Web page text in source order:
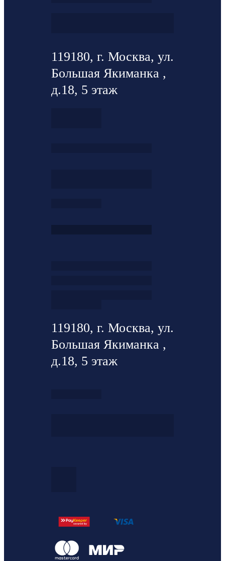
119180, г. Москва, ул.
Большая Якиманка ,
д.18, 5 этаж
119180, г. Москва, ул.
Большая Якиманка ,
д.18, 5 этаж